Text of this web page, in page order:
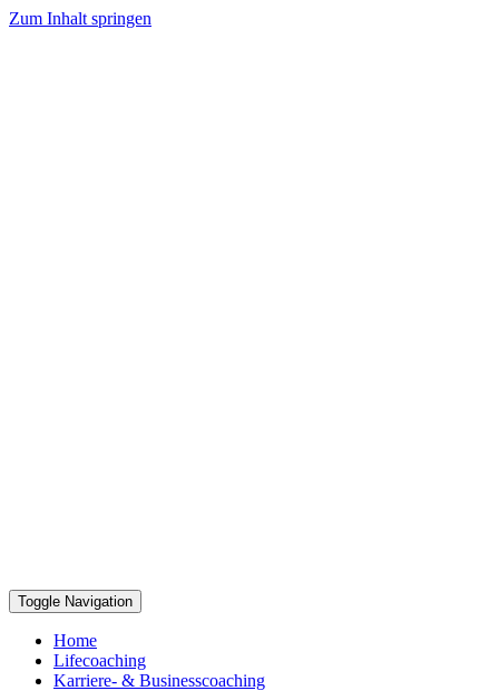
Zum Inhalt springen
Toggle Navigation
Home
Lifecoaching
Karriere- & Businesscoaching